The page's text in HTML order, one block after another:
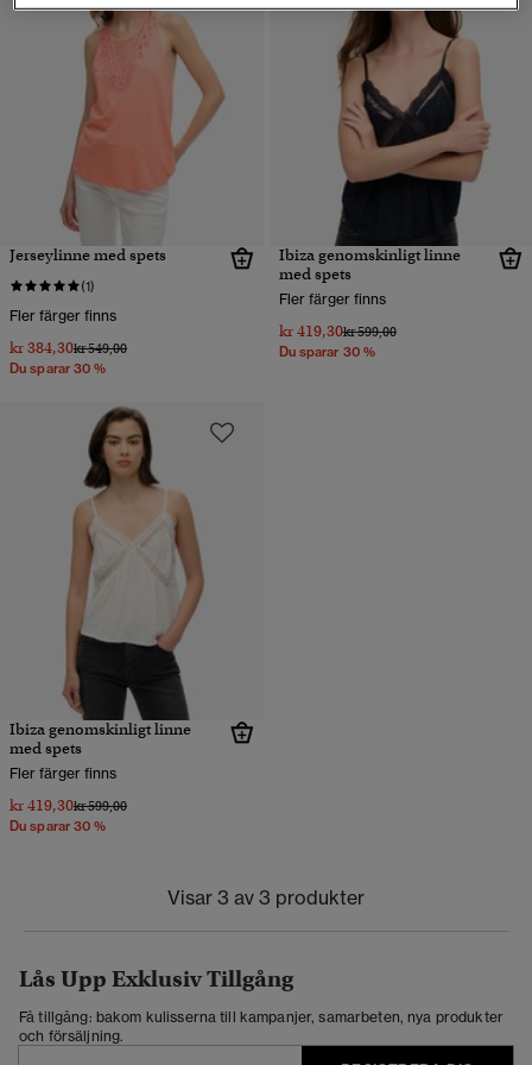
Jerseylinne med spets
(1)
Fler färger finns
kr 384,30Pris reducerat från
kr 549,00till
Du sparar 30 %
Ibiza genomskinligt linne
med spets
Fler färger finns
kr 419,30Pris reducerat från
kr 599,00till
Du sparar 30 %
Ibiza genomskinligt linne
med spets
Fler färger finns
kr 419,30Pris reducerat från
kr 599,00till
Du sparar 30 %
Visar 3 av 3 produkter
Lås Upp Exklusiv Tillgång
Få tillgång: bakom kulisserna till kampanjer, samarbeten, nya produkter
och försäljning.